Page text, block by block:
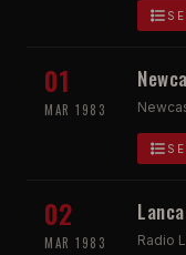
01
MAR 1983
02
MAR 1983 Radio